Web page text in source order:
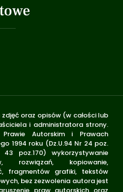
zdjęć oraz opisów (w całości lub
i administratora strony.
Autorskim i Prawach
1994 roku (Dz.U.94 Nr 24 poz.
poz.170) wykorzystywanie
rozwiązań, kopiowanie,
fragmentów grafiki, tekstów
bez zezwolenia autora jest